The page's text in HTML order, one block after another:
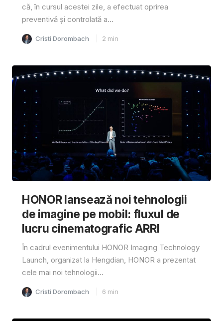
că, în cursul acestei zile, a efectuat oprirea
preventivă și controlată a...
Cristi Dorombach 2 min
HONOR lansează noi tehnologii
de imagine pe mobil: fluxul de
lucru cinematografic ARRI
În cadrul evenimentului HONOR Imaging Technology
Launch, organizat la Hengdian, HONOR a prezentat
cele mai noi tehnologii...
Cristi Dorombach 6 min